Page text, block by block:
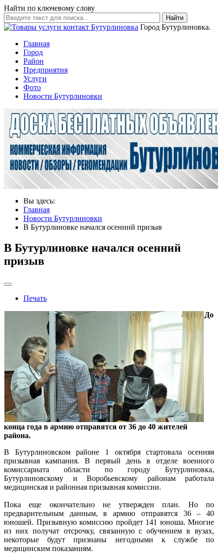
Найти по ключевому слову
Найти
Город Бутурлиновка.
Главная
Город
Район
Предприятия
Услуги
Фото
Новости Бутурлиновки
Вы здесь:
Главная
Новости Бутурлиновки
В Бутурлиновке начался осенний призыв
В Бутурлиновке начался осенний
призыв
Печать
До
конца года в армию отправятся от 36 до 40 жителей
района.
В Бутурлиновском районе 1 октября стартовала осенняя
призывная кампания. В первый день в отделе военного
комиссариата области по городу Бутурлиновка,
Бутурлиновскому и Воробьевскому районам работала
медицинская и районная призывная комиссии.
Пока еще окончательно не утвержден план. Но по
предварительным данным, в армию отправятся 36 – 40
юношей. Призывную комиссию пройдет 141 юноша. Многие
из них получат отсрочку, связанную с обучением в вузах,
некоторые будут признаны негодными к службе по
медицинским показаниям.